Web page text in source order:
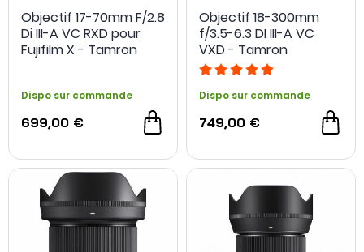
Objectif 17-70mm F/2.8
Di III-A VC RXD pour
Fujifilm X - Tamron
Dispo sur commande
699,00 €
Objectif 18-300mm
f/3.5-6.3 DI III-A VC
VXD - Tamron
Dispo sur commande
749,00 €